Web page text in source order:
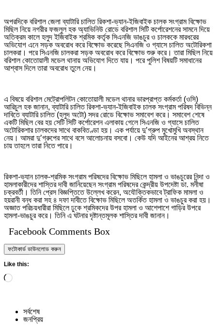
অপরদিকে বরিশাল জেলা ব্যাটারি চালিত রিকশা-ভ্যান-ইজিবাইক চালক সংগ্রাম বিক্ষোভ
মিছিল নিয়ে নগরীর ফজলুল হক অ্যাভিনিউ রোডে বরিশাল সিটি কর্পোরেশনের সামনে দিয়ে
অতিক্রম কালে হলুদ ইজিবাইক শ্রমিক কর্তৃক সিএনজি ভাঙচুর ও চালককে মারধরের
অভিযোগ এনে সড়ক অবরোধ করে বিক্ষোভ করেছে সিএনজি ও গ্যাসে চালিত অটোরিকশা
চালকরা। পরে সিএনজি চালকরা সড়ক অবরোধ করে বিক্ষোভ শুরু করে। তারা মিছিল নিয়ে
বরিশাল কোতোয়ালী মডেল থানায় অভিযোগ দিতে যায়। পরে পুলিশ বিষয়টি সমাধানের
আশ্বাস দিলে তারা অবরোধ তুলে নেয়।
এ বিষয়ে বরিশাল মেট্রোপলিটন কোতোয়ালী মডেল থানার ভারপ্রাপ্ত কর্মকর্তা (ওসি)
আরিচুল হক জানান, ব্যাটারি চালিত রিকশা-ভ্যান-ইজিবাইক চালক সংগ্রাম পরিষদ বিভিন্ন
দাবিতে ব্যাটারি চালিত (হলুদ অটো) সদর রোডে বিক্ষোভ সমাবেশ করে। সমাবেশ শেষে
একটি মিছিল বের হয় সেটি সিটি কর্পোরেশন এলাকায় গেলে সিএনজি ও গ্যাসে চালিত
অটোরিকশার চালকদের সাথে বাকবিতণ্ডা হয়। এক পর্যায়ে দু’গ্রুপ মুখোমুখি অবস্থান
নেয়। আমরা দু’গ্রুপের সাথে বসে আলোচনায় বসবো। কেউ যদি আইনের আশ্রয় নিতে
চায় তাহলে তারা নিতে পারে।
রিকশা-ভ্যান চালক-শ্রমিক সংগ্রাম পরিষদের বিক্ষোভ মিছিলে হামলা ও ভাঙচুরের নিন্দা ও
হামলাকারীদের শাস্তির দাবী জানিয়েছেন সংগ্রাম পরিষদের কেন্দ্রীয় উপদেষ্টা ডা. মনীষা
চক্রবর্তী। তিনি প্রেস বিজ্ঞপ্তিতে উল্লেখ করেন, অযৌক্তিকভাবে ট্রাফিক মামলা ও
হয়রানী বন্ধ করা সহ ৪ দফা দাবীতে বিক্ষোভ মিছিলে অতর্কিত হামলা ও ভাঙচুর করা হয়।
অজ্ঞাত পরিচয়ধারীরা মিছিলে ঢুকে শ্রমিকদের উপর হামলা ও আশেপাশে গাড়ির উপরে
হামলা-ভাঙচুর করে। তিনি এ ঘটনার দৃষ্টান্তমূলক শাস্তির দাবী জানান।
Facebook Comments Box
ফটোকার্ড ডাউনলোড করুন
Like this:
Loading…
সর্বশেষ
জনপ্রিয়